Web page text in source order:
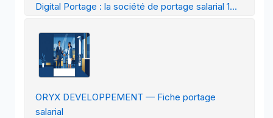
Digital Portage : la société de portage salarial 1...
ORYX DEVELOPPEMENT — Fiche portage
salarial